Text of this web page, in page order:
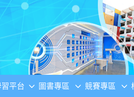
平台 圖書專區 競賽專區